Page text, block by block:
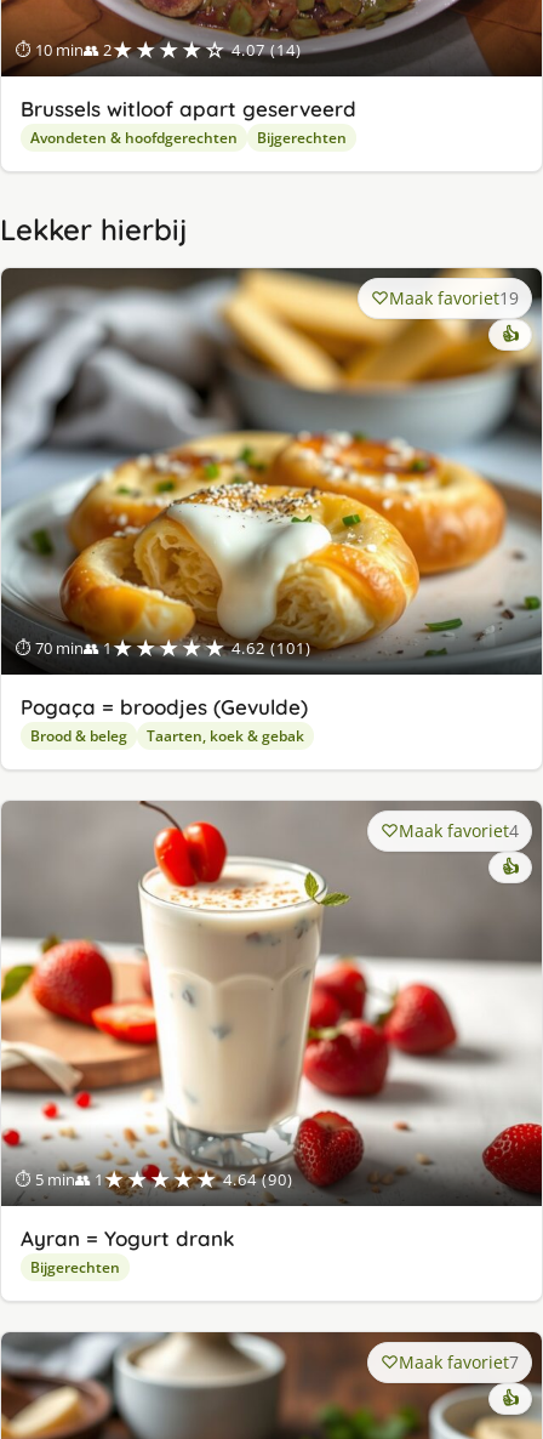
⏱ 10 min👥 2★★★★☆ 4.07 (14)
Brussels witloof apart geserveerd
Avondeten & hoofdgerechten Bijgerechten
Lekker hierbij
⏱ 70 min👥 1★★★★★ 4.62 (101)
Maak favoriet19
👍
Pogaça = broodjes (Gevulde)
Brood & beleg Taarten, koek & gebak
⏱ 5 min👥 1★★★★★ 4.64 (90)
Maak favoriet4
👍
Ayran = Yogurt drank
Bijgerechten
Maak favoriet7
👍